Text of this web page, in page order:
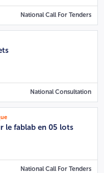
National Call For Tenders
National Consultation
le fablab en 05 lots
National Call For Tenders